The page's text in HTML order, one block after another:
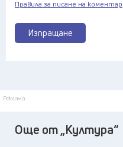
Изпращане
Правила за писане на коментар
Реклама
Още от „Култура“